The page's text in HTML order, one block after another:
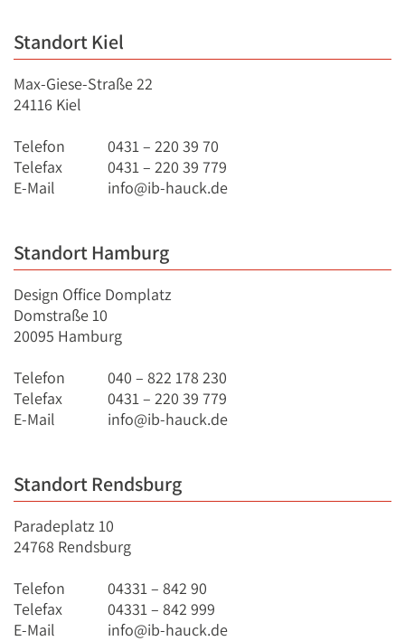
Standort Kiel
Max-Giese-Straße 22
24116 Kiel
Telefon
0431 – 220 39 70
Telefax
0431 – 220 39 779
E-Mail
info@ib-hauck.de
Standort Hamburg
Design Office Domplatz
Domstraße 10
20095 Hamburg
Telefon
040 – 822 178 230
Telefax
0431 – 220 39 779
E-Mail
info@ib-hauck.de
Standort Rendsburg
Paradeplatz 10
24768 Rendsburg
Telefon
04331 – 842 90
Telefax
04331 – 842 999
E-Mail
info@ib-hauck.de